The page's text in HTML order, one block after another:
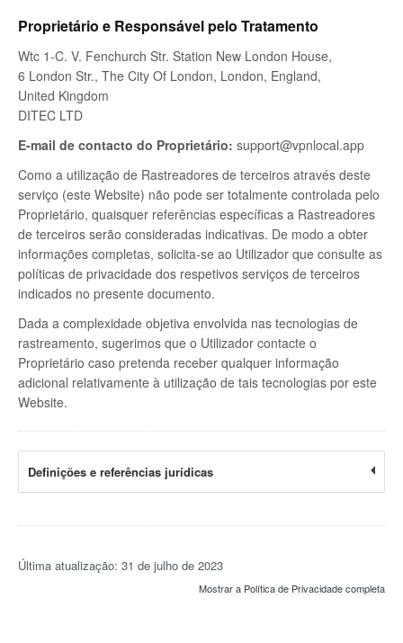
Proprietário e Responsável pelo Tratamento
Wtc 1-C. V. Fenchurch Str. Station New London House,
6 London Str., The City Of London, London, England,
United Kingdom
DITEC LTD
E-mail de contacto do Proprietário: support@vpnlocal.app
Como a utilização de Rastreadores de terceiros através deste
serviço (este Website) não pode ser totalmente controlada pelo
Proprietário, quaisquer referências específicas a Rastreadores
de terceiros serão consideradas indicativas. De modo a obter
informações completas, solicita-se ao Utilizador que consulte as
políticas de privacidade dos respetivos serviços de terceiros
indicados no presente documento.
Dada a complexidade objetiva envolvida nas tecnologias de
rastreamento, sugerimos que o Utilizador contacte o
Proprietário caso pretenda receber qualquer informação
adicional relativamente à utilização de tais tecnologias por este
Website.
Definições e referências jurídicas
Última atualização: 31 de julho de 2023
Mostrar a Política de Privacidade completa